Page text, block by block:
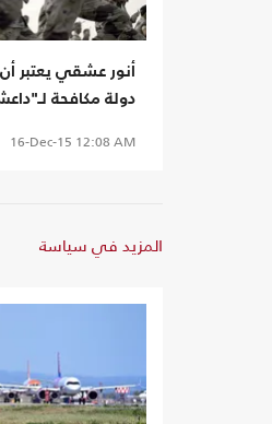
أنور عشقي يعتبر
دولة مكافحة
16-Dec-15 12:08 AM
المزيد في سياسة